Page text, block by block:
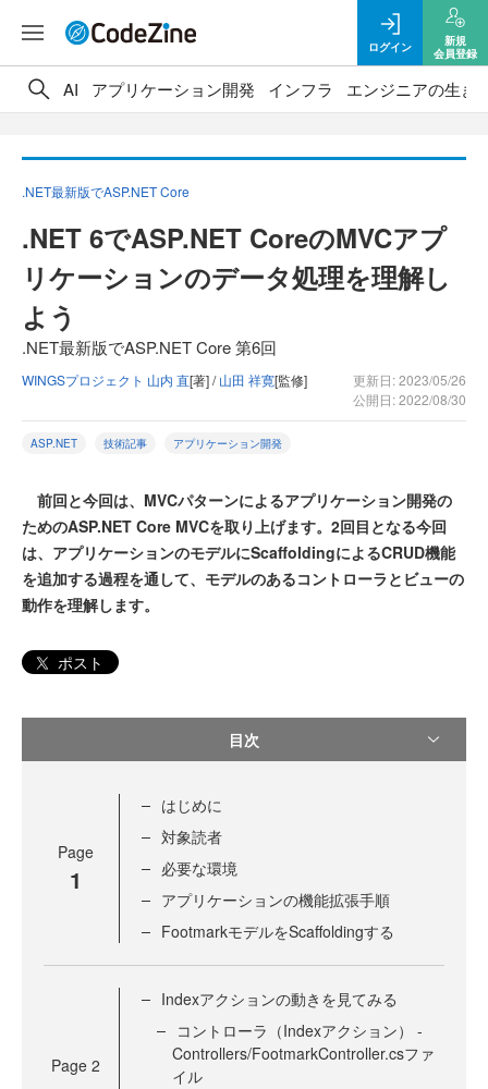
ログイン
新規
会員登録
AI アプリケーション開発 インフラ エンジニアの生き
.NET最新版でASP.NET Core
.NET 6でASP.NET CoreのMVCアプ
リケーションのデータ処理を理解し
よう
.NET最新版でASP.NET Core 第6回
WINGSプロジェクト 山内 直[著] /山田 祥寛[監修]
更新日: 2023/05/26
公開日: 2022/08/30
ASP.NET 技術記事 アプリケーション開発
前回と今回は、MVCパターンによるアプリケーション開発の
ためのASP.NET Core MVCを取り上げます。2回目となる今回
は、アプリケーションのモデルにScaffoldingによるCRUD機能
を追加する過程を通して、モデルのあるコントローラとビューの
動作を理解します。
ポスト
目次
Page
1
はじめに
対象読者
必要な環境
アプリケーションの機能拡張手順
FootmarkモデルをScaffoldingする
Page 2
Indexアクションの動きを見てみる
コントローラ（Indexアクション） -
Controllers/FootmarkController.csファ
イル